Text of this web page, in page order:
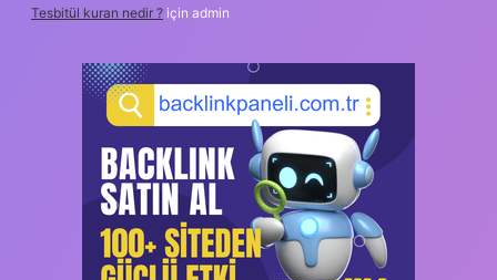
Tesbitül kuran nedir ? için admin